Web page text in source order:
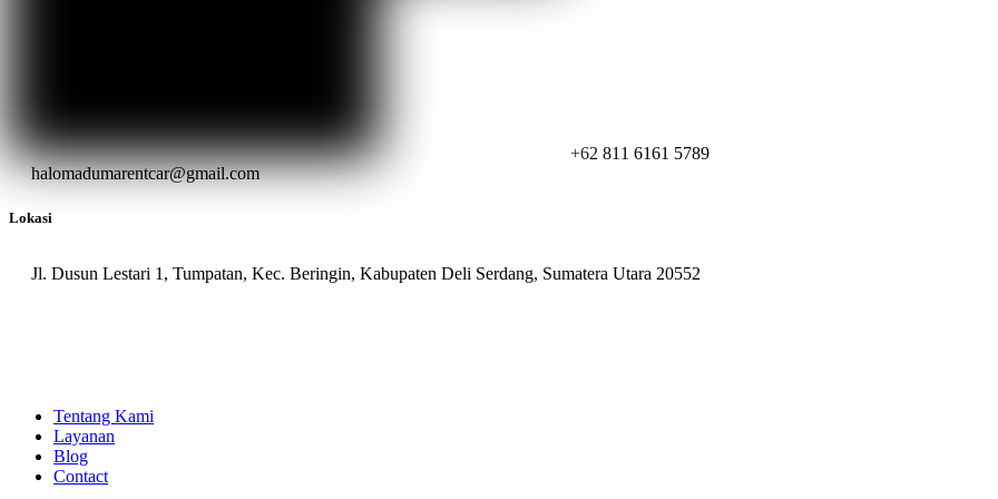
+62 811 6161 5789
halomadumarentcar@gmail.com
Lokasi
Jl. Dusun Lestari 1, Tumpatan, Kec. Beringin, Kabupaten Deli Serdang, Sumatera Utara 20552
Tentang Kami
Layanan
Blog
Contact